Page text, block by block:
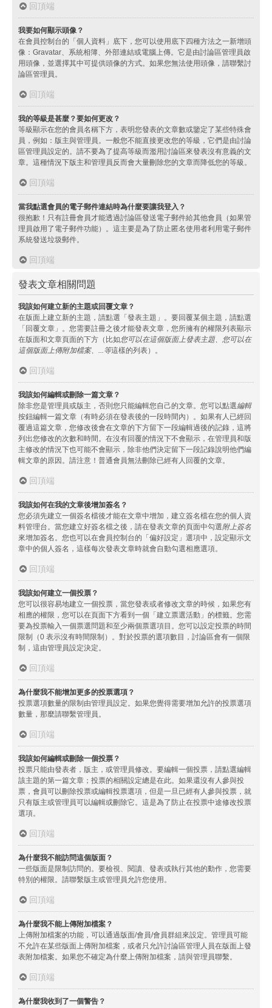
回頂端
我要如何顯示頭像？
在會員控制台的「個人資料」底下，您可以使用底下四種方法之一新增頭
像：Gravatar、系統相簿、外部連結或電腦上傳。它是由討論區管理員啟
用頭像，並選擇其中可提供頭像的方式。如果您無法使用頭像，請聯繫討
論區管理員。
回頂端
我的等級是甚麼？要如何更改？
等級顯示在您的會員名稱下方，表明您發表的文章數或鑒定了某些特殊會
員，例如：版主與管理員。一般您不能直接更改您的等級，它們是由討論
區管理員設定的。請不要為了提高等級而濫用討論區來發表沒有意義的文
章。這種情況下版主和管理員反而會大量刪除您的文章而降低您的等級。
回頂端
當我點選會員的電子郵件連結時為什麼要讓我登入？
很抱歉！只有註冊會員才能透過討論區發送電子郵件給其他會員（如果管
理員啟用了電子郵件功能）。這主要是為了防止匿名使用者利用電子郵件
系統發送垃圾郵件。
回頂端
發表文章相關問題
我該如何建立新的主題或回覆文章？
在版面上建立新的主題，請點選「發表主題」。要回覆某個主題，請點選
「回覆文章」。您需要註冊之後才能發表文章，您所擁有的權限列表顯示
在版面和文章頁面的下方（比如您可以在這個版面上發表主題、您可以在
這個版面上傳附加檔案、...等這樣的列表）。
回頂端
我該如何編輯或刪除一篇文章？
除非您是管理員或版主，否則您只能編輯您自己的文章。您可以點選編輯
按鈕編輯一篇文章（有時必須在發表後的一段時間內）。如果有人已經回
覆過這篇文章，您修改後會在文章的下方留下一段編輯過後的記錄，這將
列出您修改的次數和時間。在沒有回覆的情況下不會顯示，在管理員和版
主修改的情況下也可能不會顯示，除非他們決定留下一段記錄說明他們編
輯文章的原因。請注意！普通會員無法刪除已經有人回覆的文章。
回頂端
我該如何在我的文章後增加簽名？
您必須先建立一個簽名檔後才能在文章中增加，建立簽名檔在您的個人資
料管理台。當您建立好簽名檔之後，請在發表文章的頁面中勾選附上簽名
來增加簽名。您也可以在會員控制台的「偏好設定」選項中，設定顯示文
章中的個人簽名，這樣每次發表文章時就會自動勾選相應選項。
回頂端
我該如何建立一個投票？
您可以很容易地建立一個投票，當您發表或者修改文章的時候，如果您有
相應的權限，您可以在頁面下方看到一個「建立票選活動」的標籤。您需
要為投票輸入一個票選問題和至少兩個票選項目。您可以設定投票的時間
限制（0 表示沒有時間限制）。對於投票的選項數目，討論區會有一個限
制，這由管理員設定決定。
回頂端
為什麼我不能增加更多的投票選項？
投票選項數量的限制由管理員設定。如果您覺得需要增加允許的投票選項
數量，那麼請聯繫管理員。
回頂端
我該如何編輯或刪除一個投票？
投票只能由發表者，版主，或管理員修改。要編輯一個投票，請點選編輯
該主題的第一篇文章；投票的相關設定總是在此。如果還沒有人參與投
票，會員可以刪除投票或編輯投票選項，但是一旦已經有人參與投票，就
只有版主或管理員可以編輯或刪除它。這是為了防止在投票中途修改投票
選項。
回頂端
為什麼我不能訪問這個版面？
一些版面是限制訪問的。要檢視、閱讀、發表或執行其他的動作，您需要
特別的權限。請聯繫版主或管理員允許您使用。
回頂端
為什麼我不能上傳附加檔案？
上傳附加檔案的功能，可以通過版面/會員/會員群組來設定。管理員可能
不允許在某些版面上傳附加檔案，或者只允許討論區管理人員在版面上發
表附加檔案。如果您不確定為什麼上傳附加檔案，請與管理員聯繫。
回頂端
為什麼我收到了一個警告？